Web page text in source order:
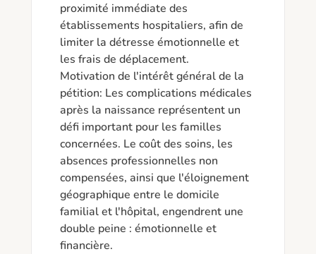
proximité immédiate des
établissements hospitaliers, afin de
limiter la détresse émotionnelle et
les frais de déplacement.
Motivation de l'intérêt général de la
pétition: Les complications médicales
après la naissance représentent un
défi important pour les familles
concernées. Le coût des soins, les
absences professionnelles non
compensées, ainsi que l'éloignement
géographique entre le domicile
familial et l'hôpital, engendrent une
double peine : émotionnelle et
financière.